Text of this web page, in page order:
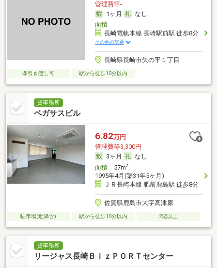
管理費等-
1ヶ月
なし
面積-
長崎電軌本線 長崎駅前駅 徒歩8分
その他の交通
長崎県長崎市矢の平１丁目
即引き渡し可 駅から徒歩10分以内
貸事務所
ペガサスビル
6.82万円
管理費等3,300円
3ヶ月
なし
面積57m2
1995年4月(築31年5ヶ月)
ＪＲ長崎本線 肥前鹿島駅 徒歩8分
佐賀県鹿島市大字高津原
駐車場(近隣含) 駅から徒歩10分以内 2階以上
貸事務所
リージャス長崎ＢｉｚＰＯＲＴセンター